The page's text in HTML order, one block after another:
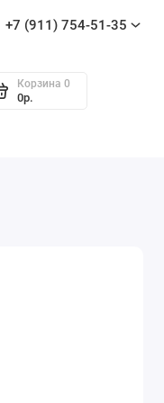
+7 (911) 754-51-35
Корзина 0
0р.